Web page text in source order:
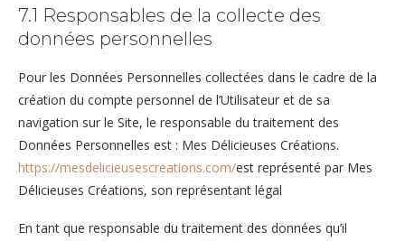
7.1 Responsables de la collecte des
données personnelles
Pour les Données Personnelles collectées dans le cadre de la
création du compte personnel de l’Utilisateur et de sa
navigation sur le Site, le responsable du traitement des
Données Personnelles est : Mes Délicieuses Créations.
https://mesdelicieusescreations.com/est représenté par Mes
Délicieuses Créations, son représentant légal
En tant que responsable du traitement des données qu’il